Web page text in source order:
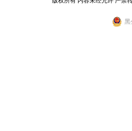
黑